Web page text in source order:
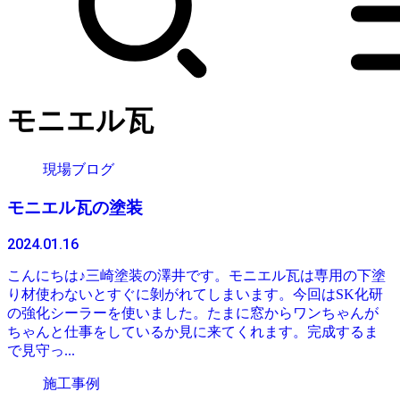
モニエル瓦
現場ブログ
モニエル瓦の塗装
2024.01.16
こんにちは♪三崎塗装の澤井です。モニエル瓦は専用の下塗
り材使わないとすぐに剝がれてしまいます。今回はSK化研
の強化シーラーを使いました。たまに窓からワンちゃんが
ちゃんと仕事をしているか見に来てくれます。完成するま
で見守っ...
施工事例